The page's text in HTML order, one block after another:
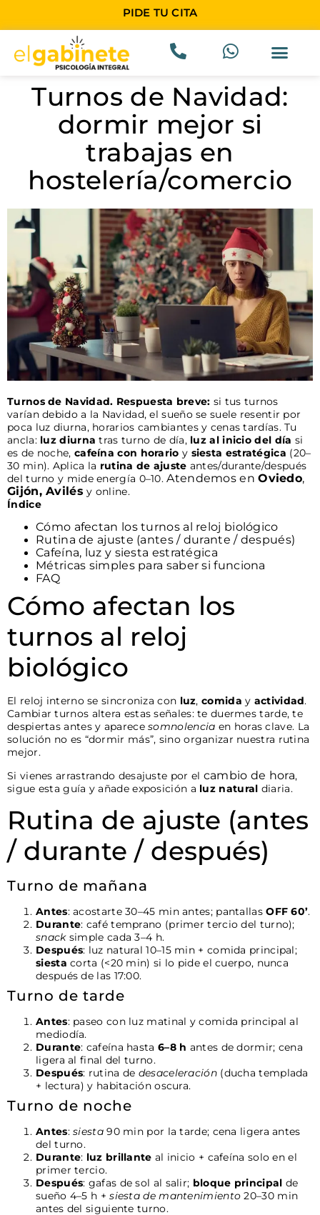
PIDE TU CITA
Turnos de Navidad:
dormir mejor si
trabajas en
hostelería/comercio
Turnos de Navidad. Respuesta breve: si tus turnos
varían debido a la Navidad, el sueño se suele resentir por
poca luz diurna, horarios cambiantes y cenas tardías. Tu
ancla: luz diurnatras turno de día, luz al inicio del día si
es de noche, cafeína con horario y siesta estratégica (20–
30 min). Aplica la rutina de ajuste antes/durante/después
del turno y mide energía 0–10.Atendemos enOviedo,
Gijón, Avilés y online.
Índice
Cómo afectan los turnos al reloj biológico
Rutina de ajuste (antes / durante / después)
Cafeína, luz y siesta estratégica
Métricas simples para saber si funciona
FAQ
Cómo afectan los
turnos al reloj
biológico
El reloj interno se sincroniza con luz,comida y actividad.
Cambiar turnos altera estas señales: te duermes tarde, te
despiertas antes y aparecesomnolencia en horas clave. La
solución no es “dormir más”, sino organizar nuestra rutina
mejor.
Si vienes arrastrando desajuste por el cambio de hora,
sigue esta guía y añade exposición a luz natural diaria.
Rutina de ajuste (antes
/ durante / después)
Turno de mañana
Antes: acostarte 30–45 min antes; pantallasOFF 60’.
Durante: café temprano (primer tercio del turno);
snacksimple cada 3–4 h.
Después: luz natural 10–15 min + comida principal;
siesta corta (<20 min) si lo pide el cuerpo, nunca
después de las 17:00.
Turno de tarde
Antes: paseo con luz matinal y comida principal al
mediodía.
Durante: cafeína hasta 6–8 h antes de dormir; cena
ligera al final del turno.
Después: rutina de desaceleración(ducha templada
+ lectura) y habitación oscura.
Turno de noche
Antes:siesta90 min por la tarde; cena ligera antes
del turno.
Durante: luz brillante al inicio + cafeína solo en el
primer tercio.
Después: gafas de sol al salir; bloque principal de
sueño 4–5 h +siesta de mantenimiento 20–30 min
antes del siguiente turno.